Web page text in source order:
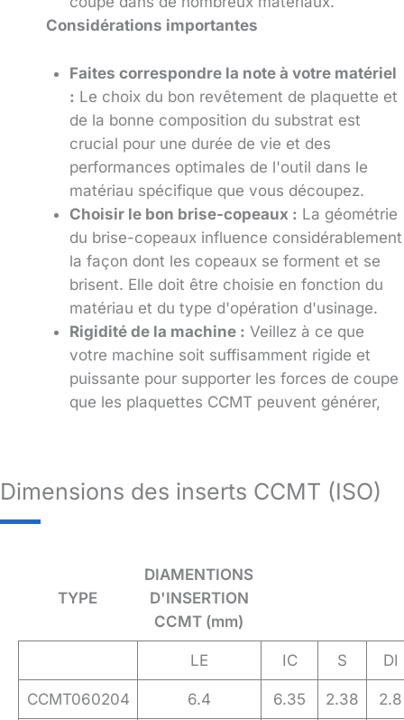
Considérations importantes
Faites correspondre la note à votre matériel
: Le choix du bon revêtement de plaquette et
de la bonne composition du substrat est
crucial pour une durée de vie et des
performances optimales de l'outil dans le
matériau spécifique que vous découpez.
Choisir le bon brise-copeaux : La géométrie
du brise-copeaux influence considérablement
la façon dont les copeaux se forment et se
brisent. Elle doit être choisie en fonction du
matériau et du type d'opération d'usinage.
Rigidité de la machine : Veillez à ce que
votre machine soit suffisamment rigide et
puissante pour supporter les forces de coupe
que les plaquettes CCMT peuvent générer,
Dimensions des inserts CCMT (ISO)
TYPE
DIAMENTIONS
D'INSERTION
CCMT (mm)
LE IC S DI
CCMT060204 6.4 6.35 2.38 2.8